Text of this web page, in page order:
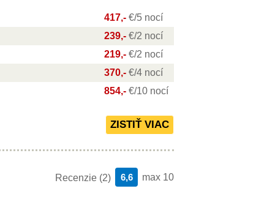
417,- €/5 nocí
239,- €/2 nocí
219,- €/2 nocí
370,- €/4 nocí
854,- €/10 nocí
Recenzie (2) max 10
6,6